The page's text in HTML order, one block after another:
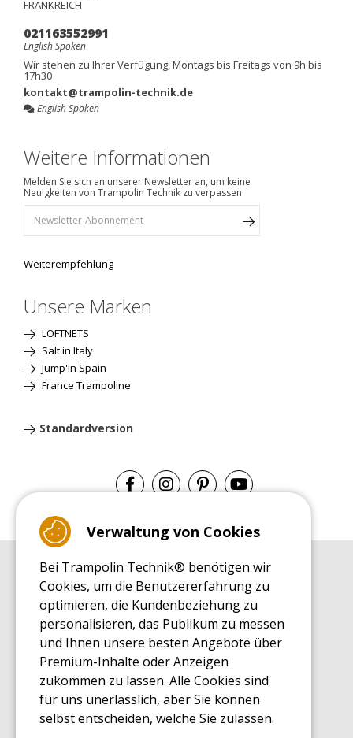
FRANKREICH
021163552991
English Spoken
Wir stehen zu Ihrer Verfügung, Montags bis Freitags von 9h bis
17h30
kontakt@trampolin-technik.de
English Spoken
Weitere Informationen
Melden Sie sich an unserer Newsletter an, um keine
Neuigkeiten von Trampolin Technik zu verpassen
Weiterempfehlung
Unsere Marken
LOFTNETS
Salt'in Italy
Jump'in Spain
France Trampoline
Standardversion
EINKAUFSRATGEBER
Einkaufsratgeber
MONTAGE RATGEBER
Montagehinweise für ein Freizeit Trampolin
PFLEGERATGEBER
Pflegeratgeber für Ihr Freizeit Trampolin
ENDECKUNGSTOUR
Was Sie über Freizeit Trampoline wissen sollten
EINKAUFSRATGEBER FÜR ERSATZTEILE
Verwaltung von Cookies
Bei Trampolin Technik® benötigen wir
Cookies, um die Benutzererfahrung zu
optimieren, die Kundenbeziehung zu
personalisieren, das Publikum zu messen
und Ihnen unsere besten Angebote über
Premium-Inhalte oder Anzeigen
zukommen zu lassen. Alle Cookies sind
für uns unerlässlich, aber Sie können
selbst entscheiden, welche Sie zulassen.